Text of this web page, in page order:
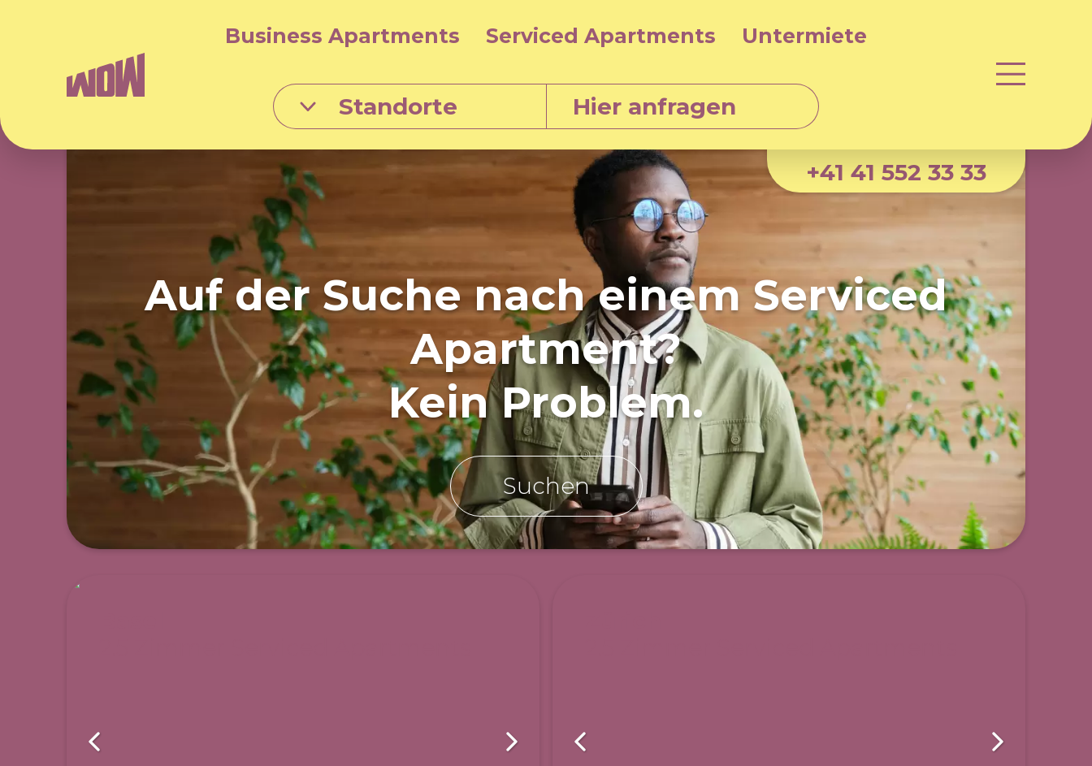
Business Apartments Serviced Apartments Untermiete
Standorte Hier anfragen
+41 41 552 33 33
Auf der Suche nach einem Serviced
Apartment?
Kein Problem.
Suchen